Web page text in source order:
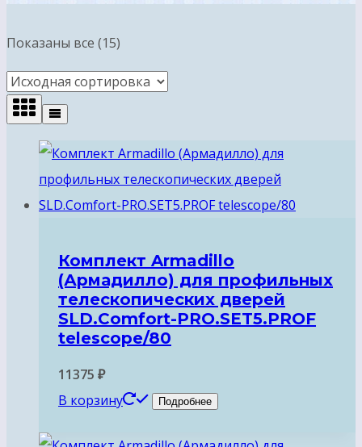
Показаны все (15)
Комплект Armadillo
(Армадилло) для профильных
телескопических дверей
SLD.Comfort-PRO.SET5.PROF
telescope/80
11375 ₽
В корзину
Подробнее